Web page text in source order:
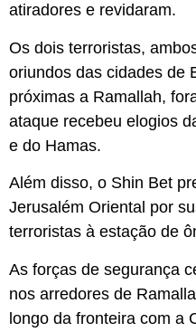
atiradores e revidaram.
Os dois terroristas,
oriundos das cidades de
próximas a Ramallah,
ataque recebeu elogios
e do Hamas.
Além disso, o Shin Bet
Jerusalém Oriental por
terroristas à estação de
As forças de segurança
nos arredores de
longo da fronteira com a